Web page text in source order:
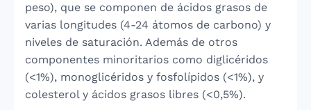
peso), que se componen de ácidos grasos de
varias longitudes (4-24 átomos de carbono) y
niveles de saturación. Además de otros
componentes minoritarios como diglicéridos
(<1%), monoglicéridos y fosfolípidos (<1%), y
colesterol y ácidos grasos libres (<0,5%).